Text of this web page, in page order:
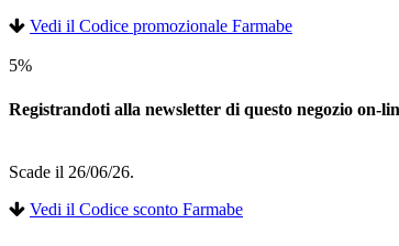
Vedi il Codice promozionale Farmabe
5%
Registrandoti alla newsletter di questo negozio on-
Scade il 26/06/26.
Vedi il Codice sconto Farmabe